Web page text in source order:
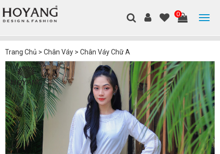
0
Trang Chủ > Chân Váy > Chân Váy Chữ A